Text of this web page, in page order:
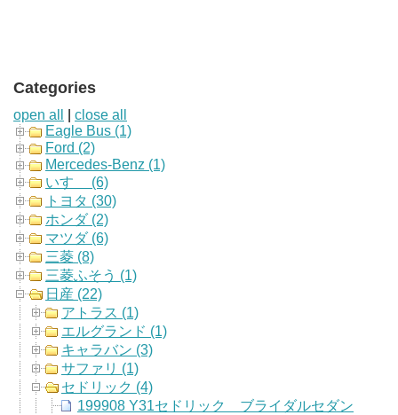
Categories
open all
close all
Eagle Bus (1)
Ford (2)
Mercedes-Benz (1)
いすゞ (6)
トヨタ (30)
ホンダ (2)
マツダ (6)
三菱 (8)
三菱ふそう (1)
日産 (22)
アトラス (1)
エルグランド (1)
キャラバン (3)
サファリ (1)
セドリック (4)
199908 Y31セドリック ブライダルセダン